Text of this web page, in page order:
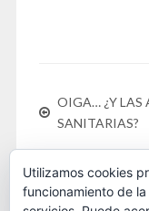
OIGA… ¿Y LAS
SANITARIAS?
Utilizamos cookies
funcionamiento de